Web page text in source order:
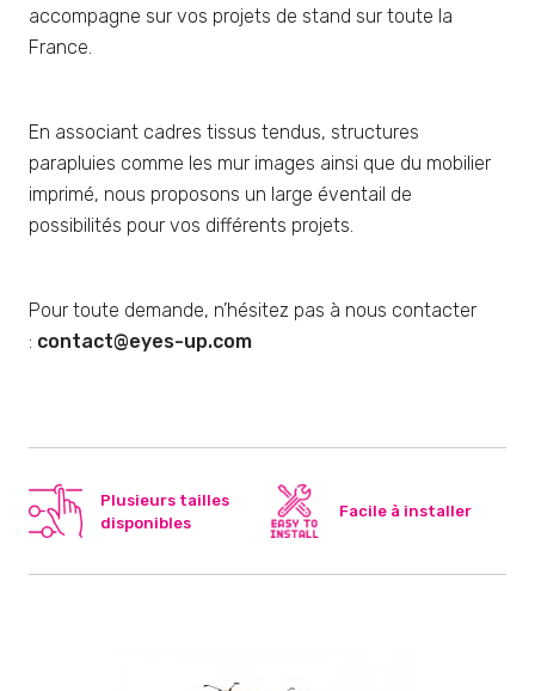
accompagne sur vos projets de stand sur toute la
France.
En associant cadres tissus tendus, structures
parapluies comme les mur images ainsi que du mobilier
imprimé, nous proposons un large éventail de
possibilités pour vos différents projets.
Pour toute demande, n’hésitez pas à nous contacter
: contact@eyes-up.com
Plusieurs tailles
disponibles
Facile à installer